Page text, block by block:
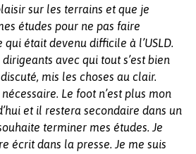
sur les terrains et que je
études pour ne pas faire
était devenu difficile à l’USLD.
avec qui tout s’est bien
mis les choses au clair.
Le foot n’est plus mon
et il restera secondaire dans un
terminer mes études. Je
écrit dans la presse. Je me suis